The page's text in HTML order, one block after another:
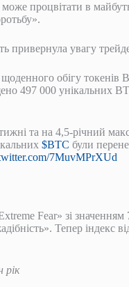
процвітати в
привернула увагу
обігу токенів
497 000 унікальних
та на 4,5-річний
$BTC були
7MuvMPrXUd
Fear» зі значенням
Тепер індекс
рік